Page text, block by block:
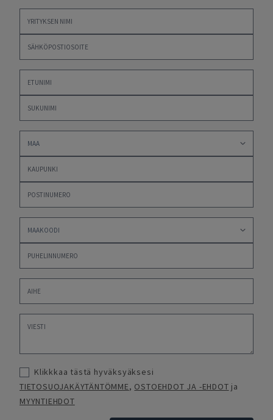
Klikkkaa tästä hyväksyäksesi
TIETOSUOJAKÄYTÄNTÖMME, OSTOEHDOT JA -EHDOT ja
MYYNTIEHDOT